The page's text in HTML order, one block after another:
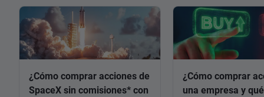
¿Cómo comprar acciones de
SpaceX sin comisiones* con
¿Cómo comprar
una empresa y